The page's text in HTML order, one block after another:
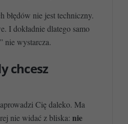
błędów nie jest techniczny.
I dokładnie dlatego samo
nie wystarcza.
chcesz
Cię daleko. Ma
nie widać z bliska: nie